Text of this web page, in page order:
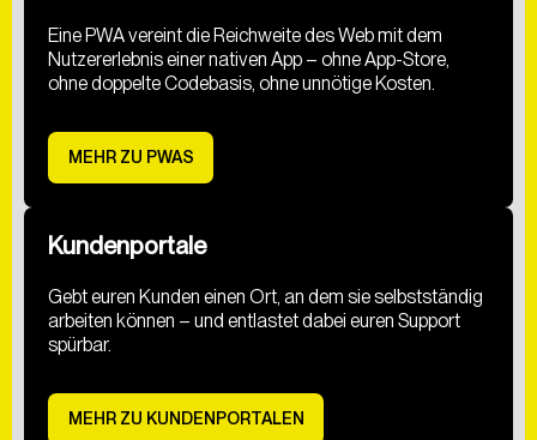
Eine PWA vereint die Reichweite des Web mit dem
Nutzererlebnis einer nativen App – ohne App-Store,
ohne doppelte Codebasis, ohne unnötige Kosten.
MEHR ZU PWAS
Kundenportale
Gebt euren Kunden einen Ort, an dem sie selbstständig
arbeiten können – und entlastet dabei euren Support
spürbar.
MEHR ZU KUNDENPORTALEN